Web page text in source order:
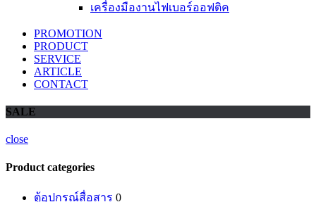
เครื่องมืองานไฟเบอร์ออฟติค
PROMOTION
PRODUCT
SERVICE
ARTICLE
CONTACT
SALE
close
Product categories
ตู้อุปกรณ์สื่อสาร 0